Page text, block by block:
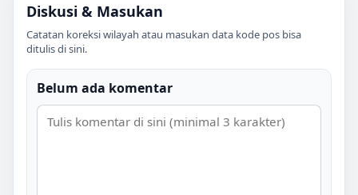
Diskusi & Masukan
Catatan koreksi wilayah atau masukan data kode pos bisa
ditulis di sini.
Belum ada komentar